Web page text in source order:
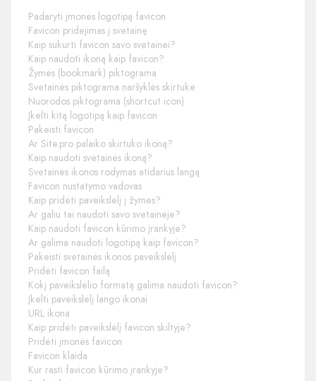
Padaryti įmonės logotipą favicon
Favicon pridėjimas į svetainę
Kaip sukurti favicon savo svetainei?
Kaip naudoti ikoną kaip favicon?
Žymės (bookmark) piktograma
Svetainės piktograma naršyklės skirtuke
Nuorodos piktograma (shortcut icon)
Įkelti kitą logotipą kaip favicon
Pakeisti favicon
Ar Site.pro palaiko skirtuko ikoną?
Kaip naudoti svetainės ikoną?
Svetainės ikonos rodymas atidarius langą
Favicon nustatymo vadovas
Kaip pridėti paveikslėlį į žymes?
Ar galiu tai naudoti savo svetainėje?
Kaip naudoti favicon kūrimo įrankyje?
Ar galima naudoti logotipą kaip favicon?
Pakeisti svetainės ikonos paveikslėlį
Pridėti favicon failą
Kokį paveikslėlio formatą galima naudoti favicon?
Įkelti paveikslėlį lango ikonai
URL ikona
Kaip pridėti paveikslėlį favicon skiltyje?
Pridėti įmonės favicon
Favicon klaida
Kur rasti favicon kūrimo įrankyje?